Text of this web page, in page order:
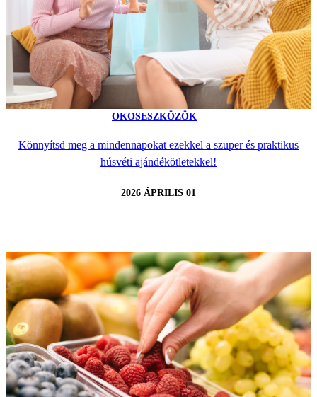
OKOSESZKÖZÖK
Könnyítsd meg a mindennapokat ezekkel a szuper és praktikus
húsvéti ajándékötletekkel!
2026 ÁPRILIS 01